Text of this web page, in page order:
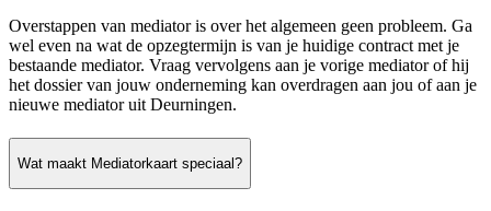
Overstappen van mediator is over het algemeen geen probleem. Ga
wel even na wat de opzegtermijn is van je huidige contract met je
bestaande mediator. Vraag vervolgens aan je vorige mediator of hij
het dossier van jouw onderneming kan overdragen aan jou of aan je
nieuwe mediator uit Deurningen.
Wat maakt Mediatorkaart speciaal?